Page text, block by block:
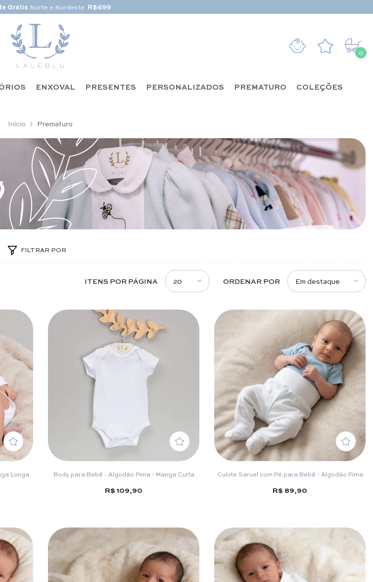
Grátis Norte e Nordeste R$699
0
0
ENXOVAL PRESENTES PERSONALIZADOS PREMATURO COLEÇÕES
Início Prematuro
FILTRAR POR
ITENS POR PÁGINA 20 ORDENAR POR Em destaque
Longa Body para Bebê - Algodão Pima - Manga Curta
R$ 109,90
Culote Saruel com Pé para Bebê - Algodão Pima
R$ 89,90